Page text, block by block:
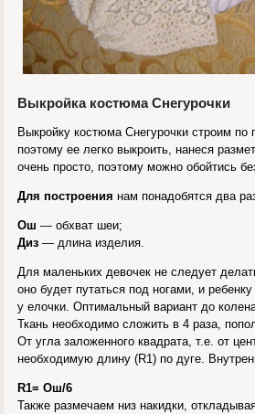
Выкройка костюма Снегурочки
Выкройку костюма Снегурочки строим по
поэтому ее легко выкроить, нанеся
очень просто, поэтому можно обойтись
Для построения нам понадобятся два
Ош — обхват шеи;
Диз — длина изделия.
Для маленьких девочек не следует
оно будет путаться под ногами, и
у елочки. Оптимальный вариант до
Ткань необходимо сложить в 4 раза,
От угла заложенного квадрата, т.е. от
необходимую длину (R1) по дуге.
R1= Ош/6
Также размечаем низ накидки,